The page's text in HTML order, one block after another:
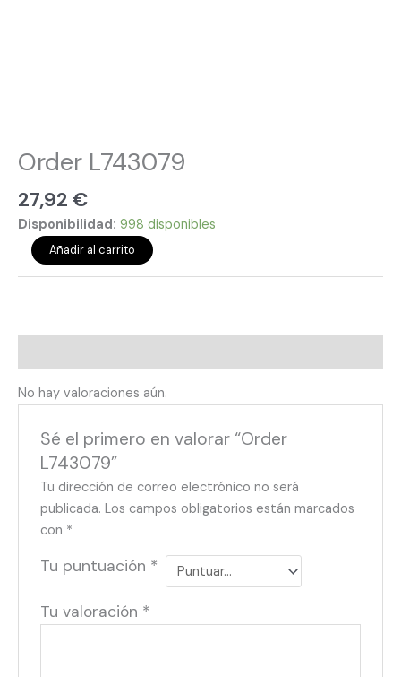
Order L743079
27,92 €
Disponibilidad: 998 disponibles
Añadir al carrito
No hay valoraciones aún.
Sé el primero en valorar “Order
L743079”
Tu dirección de correo electrónico no será
publicada. Los campos obligatorios están marcados
con *
Tu puntuación *
Tu valoración *